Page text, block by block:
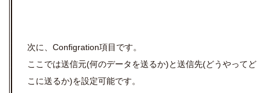
次に、Configration項目です。
ここでは送信元(何のデータを送るか)と送信先(どうやってど
こに送るか)を設定可能です。